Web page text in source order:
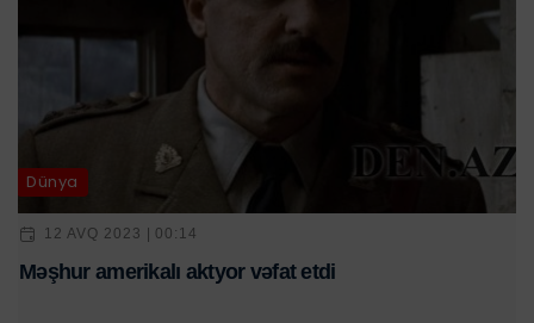
Dünya
12 AVQ 2023 | 00:14
Məşhur amerikalı aktyor vəfat etdi